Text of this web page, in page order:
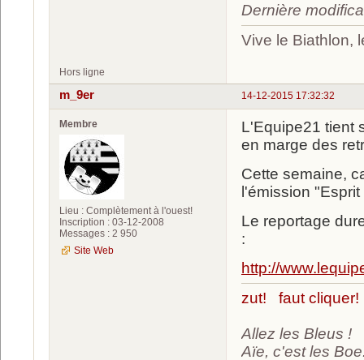
Dernière
Vive le Biathlon,
Hors ligne
14-12-2015 17:32:32
m_9er
Membre
Lieu : Complètement à l'ouest!
Inscription : 03-12-2008
Messages : 2 950
Site Web
L'Equipe21 tient
en marge des
Cette semaine,
l'émission
Le reportage
:
http://
zut! faut cliquer!
Allez les Bleus !
Aïe, c'est les